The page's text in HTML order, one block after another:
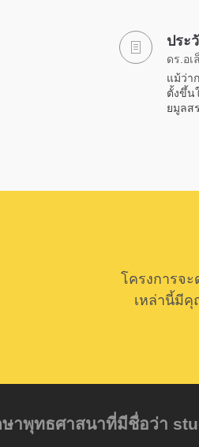
ประ
ดร.อเ
แม้ว่า
ตั้งขึ้น
ยมูลส
โครงการจ
เหล่านี้มีคุ
ษาพุทธศาสนาที่มีชื่อว่า